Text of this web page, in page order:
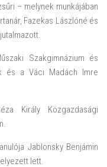
– melynek munkájában
Fazekas Lászlóné és
Szakgimnázium és
és a Váci Madách Imre
Király Közgazdasági
Jablonsky Benjámin
lett.